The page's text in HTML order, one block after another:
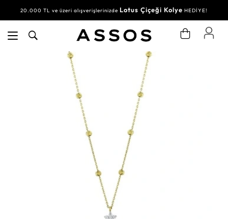
20.000 TL ve üzeri alışverişlerinizde Lotus Çiçeği Kolye HEDİYE!